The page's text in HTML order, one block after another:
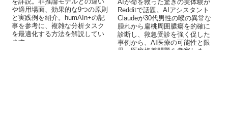
や適用場面、効果的な9つの原則
と実践例を紹介。humAIn+の記
事を参考に、複雑な分析タスク
を最適化する方法を解説してい
ます。
AIが命を救った驚きの実体験が
Redditで話題。AIアシスタント
Claudeが30代男性の喉の異常な
腫れから扁桃周囲膿瘍を的確に
診断し、救急受診を強く促した
事例から、AI医療の可能性と限
界、医療格差問題を考察しま